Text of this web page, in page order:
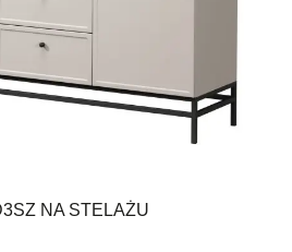
NA STELAŻU